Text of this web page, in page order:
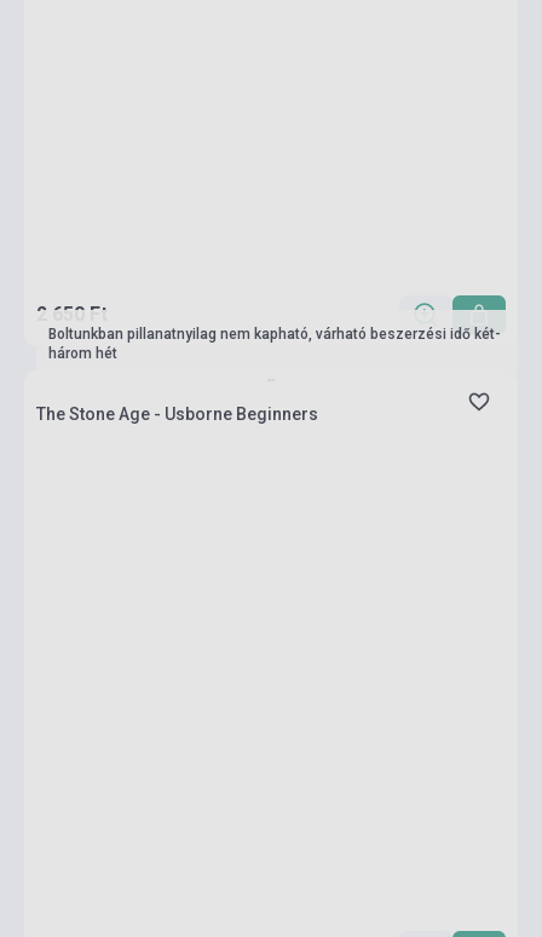
2 650 Ft
Boltunkban pillanatnyilag nem kapható, várható beszerzési idő két-
három hét
The Stone Age - Usborne Beginners